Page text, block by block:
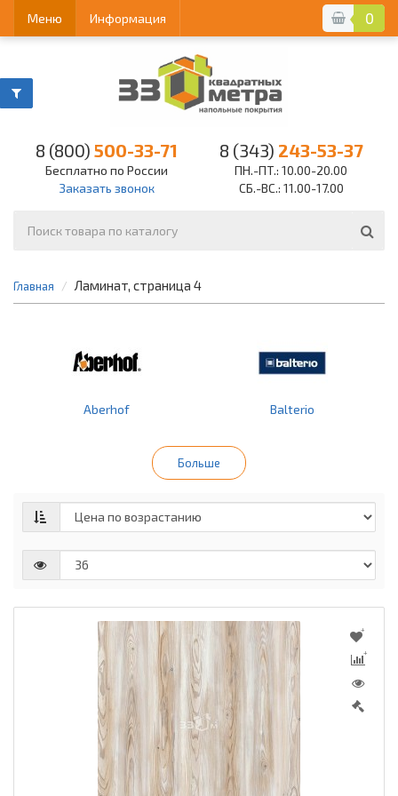
0
Меню Информация
8 (800) 500-33-71
Бесплатно по России
Заказать звонок
8 (343) 243-53-37
ПН.-ПТ.: 10.00-20.00
СБ.-ВС.: 11.00-17.00
Главная Ламинат, страница 4
Aberhof Balterio
Belfloor Berry Alloc
Bonkeel Classen
Egger Floorwood
Ideal Kaindl Masterfloor
Больше